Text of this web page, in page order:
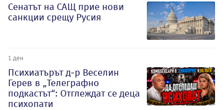
Сенатът на САЩ прие нови
санкции срещу Русия
1 ден
Психиатърът д-р Веселин
Герев в „Телеграфно
подкастът“: Отглеждат се деца
психопати